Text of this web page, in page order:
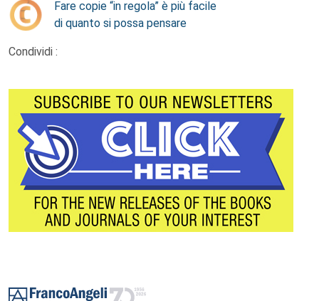
Fare copie “in regola” è più facile
di quanto si possa pensare
Condividi :